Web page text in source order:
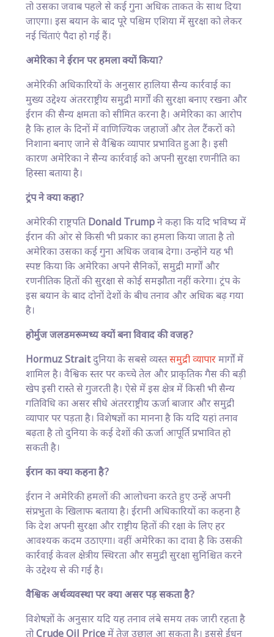
तो उसका जवाब पहले से कई गुना अधिक ताकत के साथ दिया
जाएगा। इस बयान के बाद पूरे पश्चिम एशिया में सुरक्षा को लेकर
नई चिंताएं पैदा हो गई हैं।
अमेरिका ने ईरान पर हमला क्यों किया?
अमेरिकी अधिकारियों के अनुसार हालिया सैन्य कार्रवाई का
मुख्य उद्देश्य अंतरराष्ट्रीय समुद्री मार्गों की सुरक्षा बनाए रखना और
ईरान की सैन्य क्षमता को सीमित करना है। अमेरिका का आरोप
है कि हाल के दिनों में वाणिज्यिक जहाजों और तेल टैंकरों को
निशाना बनाए जाने से वैश्विक व्यापार प्रभावित हुआ है। इसी
कारण अमेरिका ने सैन्य कार्रवाई को अपनी सुरक्षा रणनीति का
हिस्सा बताया है।
ट्रंप ने क्या कहा?
अमेरिकी राष्ट्रपति Donald Trumpने कहा कि यदि भविष्य में
ईरान की ओर से किसी भी प्रकार का हमला किया जाता है तो
अमेरिका उसका कई गुना अधिक जवाब देगा। उन्होंने यह भी
स्पष्ट किया कि अमेरिका अपने सैनिकों, समुद्री मार्गों और
रणनीतिक हितों की सुरक्षा से कोई समझौता नहीं करेगा। ट्रंप के
इस बयान के बाद दोनों देशों के बीच तनाव और अधिक बढ़ गया
है।
होर्मुज जलडमरूमध्य क्यों बना विवाद की वजह?
Hormuz Straitदुनिया के सबसे व्यस्तसमुद्री व्यापारमार्गों में
शामिल है। वैश्विक स्तर पर कच्चे तेल और प्राकृतिक गैस की बड़ी
खेप इसी रास्ते से गुजरती है। ऐसे में इस क्षेत्र में किसी भी सैन्य
गतिविधि का असर सीधे अंतरराष्ट्रीय ऊर्जा बाजार और समुद्री
व्यापार पर पड़ता है। विशेषज्ञों का मानना है कि यदि यहां तनाव
बढ़ता है तो दुनिया के कई देशों की ऊर्जा आपूर्ति प्रभावित हो
सकती है।
ईरान का क्या कहना है?
ईरान ने अमेरिकी हमलों की आलोचना करते हुए उन्हें अपनी
संप्रभुता के खिलाफ बताया है। ईरानी अधिकारियों का कहना है
कि देश अपनी सुरक्षा और राष्ट्रीय हितों की रक्षा के लिए हर
आवश्यक कदम उठाएगा। वहीं अमेरिका का दावा है कि उसकी
कार्रवाई केवल क्षेत्रीय स्थिरता और समुद्री सुरक्षा सुनिश्चित करने
के उद्देश्य से की गई है।
वैश्विक अर्थव्यवस्था पर क्या असर पड़ सकता है?
विशेषज्ञों के अनुसार यदि यह तनाव लंबे समय तक जारी रहता है